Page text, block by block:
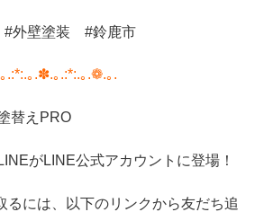
#外壁塗装 #鈴鹿市
.:*:.｡.✽.｡.:*:.｡.❁.｡.
替え PRO
LINEがLINE公式アカウントに登場！
るには、以下のリンクから友だち追